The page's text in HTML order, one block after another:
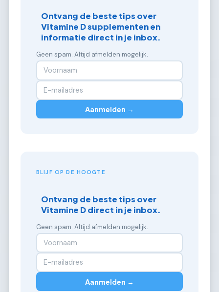
Ontvang de beste tips over
Vitamine D supplementen en
informatie direct in je inbox.
Geen spam. Altijd afmelden mogelijk.
Aanmelden →
BLIJF OP DE HOOGTE
Ontvang de beste tips over
Vitamine D direct in je inbox.
Geen spam. Altijd afmelden mogelijk.
Aanmelden →